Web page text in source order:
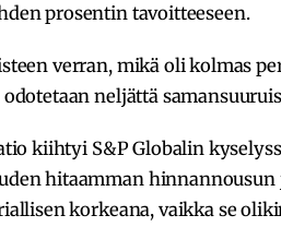
prosentin tavoitteeseen.
verran, mikä oli kolmas
neljättä
kiihtyi S&P Globalin
hitaamman hinnannousun
korkeana, vaikka se